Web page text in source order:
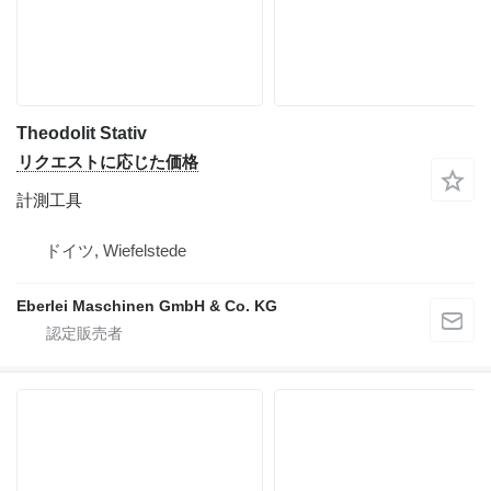
Theodolit Stativ
リクエストに応じた価格
計測工具
ドイツ, Wiefelstede
Eberlei Maschinen GmbH & Co. KG